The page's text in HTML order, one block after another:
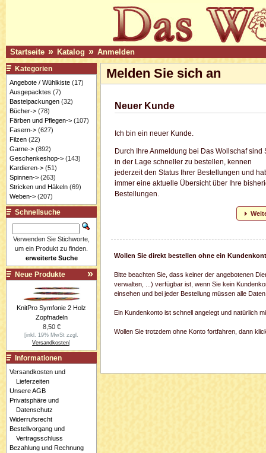
Startseite » Katalog » Anmelden
Melden Sie sich an
Neuer Kunde
Ich bin ein neuer Kunde.
Durch Ihre Anmeldung bei Das Wollschaf sind
in der Lage schneller zu bestellen, kennen
jederzeit den Status Ihrer Bestellungen und
immer eine aktuelle Übersicht über Ihre
Bestellungen.
Wollen Sie direkt bestellen ohne ein
Bitte beachten Sie, dass keiner der angebotenen
verwalten, ...) verfügbar ist, wenn Sie kein
einsehen und bei jeder Bestellung müssen alle
Ein Kundenkonto ist schnell angelegt und natürlich
Wollen Sie trotzdem ohne Konto fortfahren, dann
Kategorien
Angebote / Wühlkiste(17)
Ausgepacktes (7)
Bastelpackungen(32)
Bücher->(78)
Färben und Pflegen->(107)
Fasern->(627)
Filzen(22)
Garne->(892)
Geschenkeshop->(143)
Kardieren->(51)
Spinnen->(263)
Stricken und Häkeln(69)
Weben->(207)
Schnellsuche
Verwenden Sie Stichworte,
um ein Produkt zu finden.
erweiterte Suche
Neue Produkte
KnitPro Symfonie 2 Holz
Zopfnadeln
8,50 €
[inkl. 19% MwSt zzgl.
Versandkosten]
Informationen
Versandkosten und
Lieferzeiten
Unsere AGB
Privatsphäre und
Datenschutz
Widerrufsrecht
Bestellvorgang und
Vertragsschluss
Bezahlung und Rechnung